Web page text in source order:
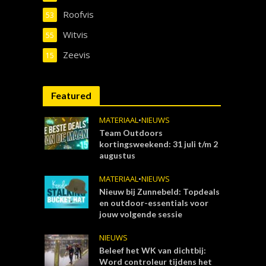
Roofvis
53
Witvis
55
Zeevis
15
Featured
MATERIAAL•NIEUWS
Team Outdoors
kortingsweekend: 31 juli t/m 2
augustus
MATERIAAL•NIEUWS
Nieuw bij Zunnebeld: Topdeals
en outdoor-essentials voor
jouw volgende sessie
NIEUWS
Beleef het WK van dichtbij:
Word controleur tijdens het